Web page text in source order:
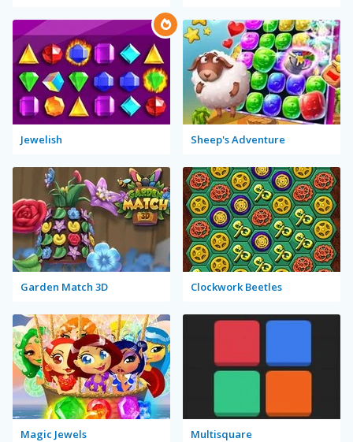
Jewelish Sheep's Adventure
Garden Match 3D Clockwork Beetles
Magic Jewels Multisquare